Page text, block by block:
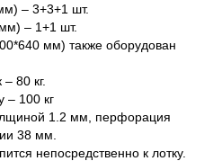
– 3+3+1 шт.
– 1+1 шт.
мм) также оборудован
80 кг.
– 100 кг
1.2 мм, перфорация
38 мм.
непосредственно к лотку.